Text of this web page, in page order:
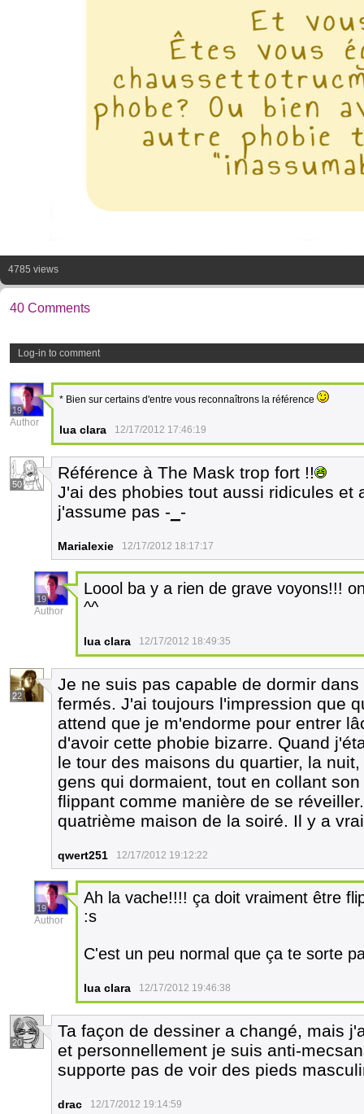
4785 views
40 Comments
Log-in to comment
19
Author
* Bien sur certains d'entre vous reconnaîtrons la référence
lua clara 12/17/2012 17:46:19
50
Référence à The Mask trop fort !!
J'ai des phobies tout aussi ridicules et
j'assume pas -
-
Marialexie 12/17/2012 18:17:17
19
Author
Loool ba y a rien de grave voyons!!!
^^
lua clara 12/17/2012 18:49:35
22
Je ne suis pas capable de dormir
fermés. J'ai toujours l'impression que
attend que je m'endorme pour entrer
d'avoir cette phobie bizarre. Quand
le tour des maisons du quartier, la
gens qui dormaient, tout en collant
flippant comme manière de se
quatrième maison de la soiré. Il y a
qwert251 12/17/2012 19:12:22
19
Author
Ah la vache!!!! ça doit vraiment être
:s
C'est un peu normal que ça te sorte
lua clara 12/17/2012 19:46:38
20
Ta façon de dessiner a changé, mais
et personnellement je suis anti-
supporte pas de voir des pieds
drac 12/17/2012 19:14:59